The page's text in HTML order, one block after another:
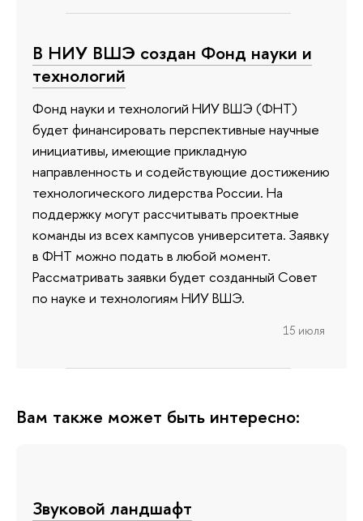
В НИУ ВШЭ создан Фонд науки и
технологий
Фонд науки и технологий НИУ ВШЭ (ФНТ)
будет финансировать перспективные научные
инициативы, имеющие прикладную
направленность и содействующие достижению
технологического лидерства России. На
поддержку могут рассчитывать проектные
команды из всех кампусов университета. Заявку
в ФНТ можно подать в любой момент.
Рассматривать заявки будет созданный Совет
по науке и технологиям НИУ ВШЭ.
15 июля
Вам также может быть интересно:
Звуковой ландшафт